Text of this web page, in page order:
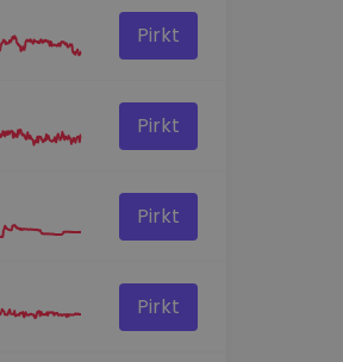
Pirkt
Pirkt
Pirkt
Pirkt